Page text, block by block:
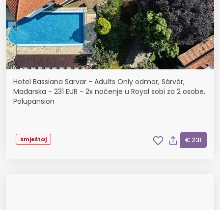
Hotel Bassiana Sarvar - Adults Only odmor, Sárvár,
Mađarska - 231 EUR - 2x noćenje u Royal sobi za 2 osobe,
Polupansion
Smještaj € 231